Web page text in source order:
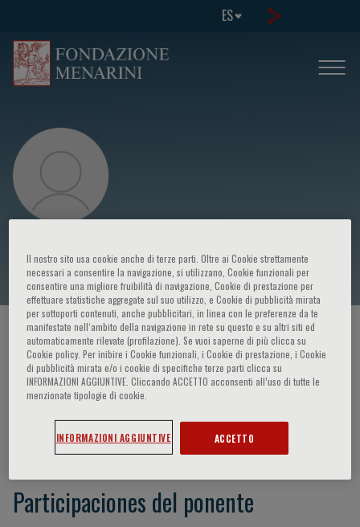
ES
Vitantonio Di Bello
HOME PAGE / CURSOS Y EVENTOS / ORADOR
Vitantonio Di Bello
Participaciones del ponente
Il nostro sito usa cookie anche di terze parti. Oltre ai Cookie strettamente
necessari a consentire la navigazione, si utilizzano, Cookie funzionali per
consentire una migliore fruibilità di navigazione, Cookie di prestazione per
effettuare statistiche aggregate sul suo utilizzo, e Cookie di pubblicità mirata
per sottoporti contenuti, anche pubblicitari, in linea con le preferenze da te
manifestate nell‘ambito della navigazione in rete su questo e su altri siti ed
automaticamente rilevate (profilazione). Se vuoi saperne di più clicca su
Cookie policy. Per inibire i Cookie funzionali, i Cookie di prestazione, i Cookie
di pubblicità mirata e/o i cookie di specifiche terze parti clicca su
INFORMAZIONI AGGIUNTIVE. Cliccando ACCETTO acconsenti all’uso di tutte le
menzionate tipologie di cookie.
INFORMAZIONI AGGIUNTIVE ACCETTO